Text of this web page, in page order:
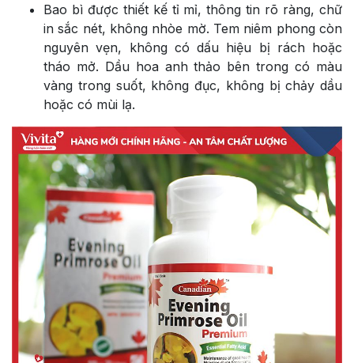
Bao bì được thiết kế tỉ mỉ, thông tin rõ ràng, chữ
in sắc nét, không nhòe mờ. Tem niêm phong còn
nguyên vẹn, không có dấu hiệu bị rách hoặc
tháo mở. Dầu hoa anh thảo bên trong có màu
vàng trong suốt, không đục, không bị chảy dầu
hoặc có mùi lạ.